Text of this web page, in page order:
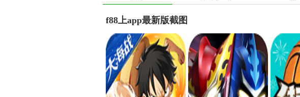
f88上app最新版截图